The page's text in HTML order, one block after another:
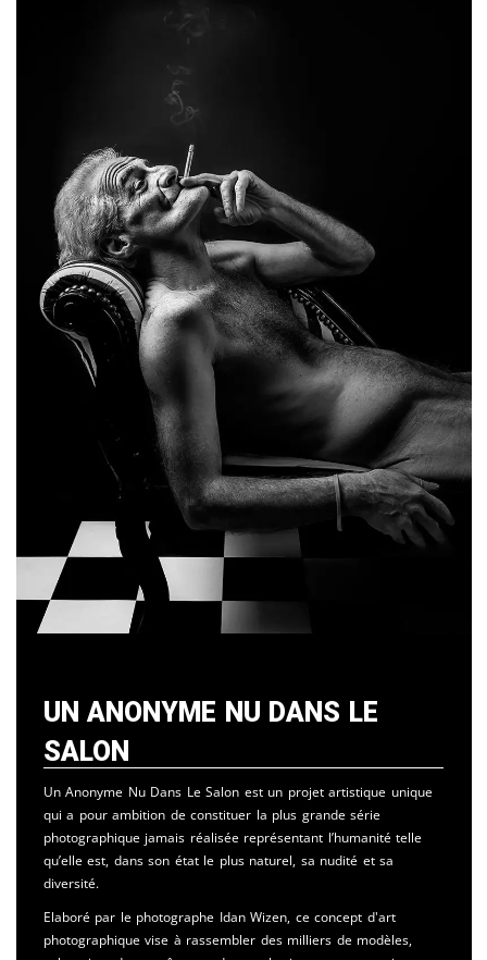
Un Anonyme Nu Dans Le
Salon
Un Anonyme Nu Dans Le Salon est un projet artistique unique
qui a pour ambition de constituer la plus grande série
photographique jamais réalisée représentant l’humanité telle
qu’elle est, dans son état le plus naturel, sa nudité et sa
diversité.
Elaboré par le photographe Idan Wizen, ce concept d'art
photographique vise à rassembler des milliers de modèles,